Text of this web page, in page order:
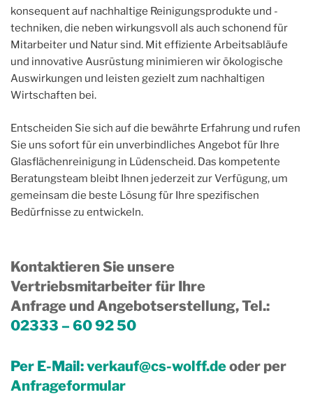
konsequent auf nachhaltige Reinigungsprodukte und -
techniken, die neben wirkungsvoll als auch schonend für
Mitarbeiter und Natur sind. Mit effiziente Arbeitsabläufe
und innovative Ausrüstung minimieren wir ökologische
Auswirkungen und leisten gezielt zum nachhaltigen
Wirtschaften bei.
Entscheiden Sie sich auf die bewährte Erfahrung und rufen
Sie uns sofort für ein unverbindliches Angebot für Ihre
Glasflächenreinigung in Lüdenscheid. Das kompetente
Beratungsteam bleibt Ihnen jederzeit zur Verfügung, um
gemeinsam die beste Lösung für Ihre spezifischen
Bedürfnisse zu entwickeln.
Kontaktieren Sie unsere
Vertriebsmitarbeiter für Ihre
Anfrage und Angebotserstellung, Tel.:
02333 – 60 92 50
Per E-Mail:verkauf@cs-wolff.deoder per
Anfrageformular